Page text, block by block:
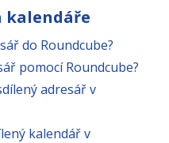
kalendáře
do Roundcube?
pomocí Roundcube?
adresář v
kalendář v